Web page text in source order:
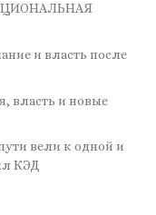
и власть после
власть и новые
вели к одной и
КЭД